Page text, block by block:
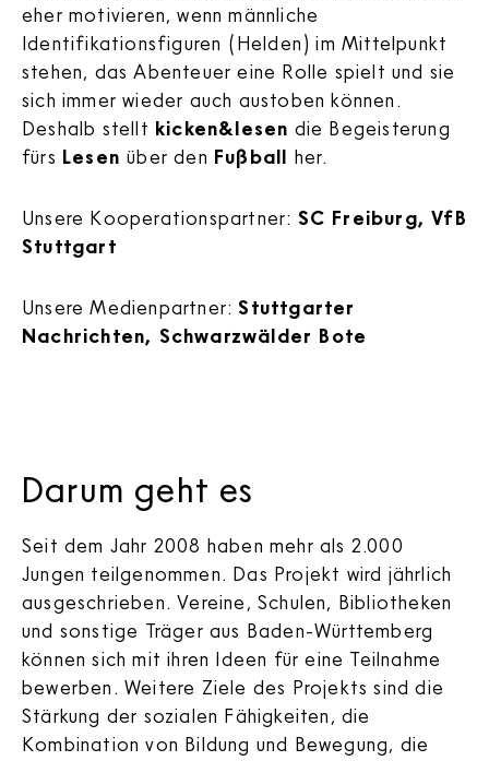
eher motivieren, wenn männliche
Identifikationsfiguren (Helden) im Mittelpunkt
stehen, das Abenteuer eine Rolle spielt und sie
sich immer wieder auch austoben können.
Deshalb stellt kicken&lesen die Begeisterung
fürs Lesenüber den Fußball her.
Unsere Kooperationspartner: SC Freiburg, VfB
Stuttgart
Unsere Medienpartner: Stuttgarter
Nachrichten, Schwarzwälder Bote
Darum geht es
Seit dem Jahr 2008 haben mehr als 2.000
Jungen teilgenommen. Das Projekt wird jährlich
ausgeschrieben. Vereine, Schulen, Bibliotheken
und sonstige Träger aus Baden-Württemberg
können sich mit ihren Ideen für eine Teilnahme
bewerben. Weitere Ziele des Projekts sind die
Stärkung der sozialen Fähigkeiten, die
Kombination von Bildung und Bewegung, die